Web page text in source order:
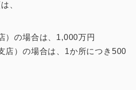
、
）の場合は、1,000万円
店）の場合は、1か所につき500